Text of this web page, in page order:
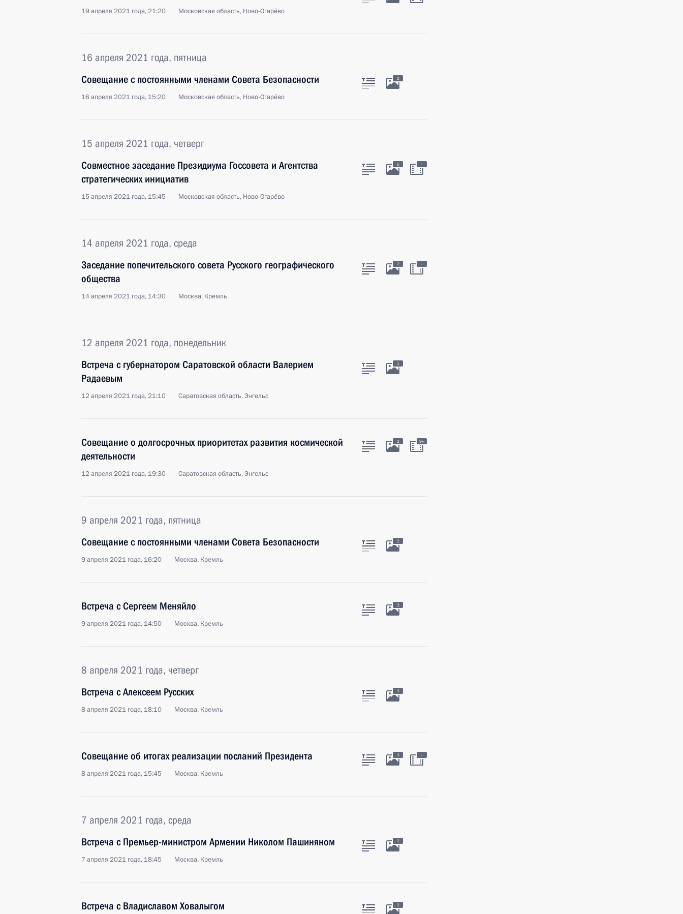
19 апреля 2021 года, 21:20 Московская область, Ново-Огарёво
16 апреля 2021 года, пятница
Совещание с постоянными членами Совета Безопасности
16 апреля 2021 года, 15:20 Московская область, Ново-Огарёво
2
15 апреля 2021 года, четверг
Совместное заседание Президиума Госсовета и Агентства
стратегических инициатив
15 апреля 2021 года, 15:45 Московская область, Ново-Огарёво
5 :
14 апреля 2021 года, среда
Заседание попечительского совета Русского географического
общества
14 апреля 2021 года, 14:30 Москва, Кремль
2 :
12 апреля 2021 года, понедельник
Встреча с губернатором Саратовской области Валерием
Радаевым
12 апреля 2021 года, 21:10 Саратовская область, Энгельс
1
Совещание о долгосрочных приоритетах развития космической
деятельности
12 апреля 2021 года, 19:30 Саратовская область, Энгельс
2 9м
9 апреля 2021 года, пятница
Совещание с постоянными членами Совета Безопасности
9 апреля 2021 года, 16:20 Москва, Кремль
2
Встреча с Сергеем Меняйло
9 апреля 2021 года, 14:50 Москва, Кремль
3
8 апреля 2021 года, четверг
Встреча с Алексеем Русских
8 апреля 2021 года, 18:10 Москва, Кремль
3
Совещание об итогах реализации посланий Президента
8 апреля 2021 года, 15:45 Москва, Кремль
3 :
7 апреля 2021 года, среда
Встреча с Премьер-министром Армении Николом Пашиняном
7 апреля 2021 года, 18:45 Москва, Кремль
2
Встреча с Владиславом Ховалыгом 2